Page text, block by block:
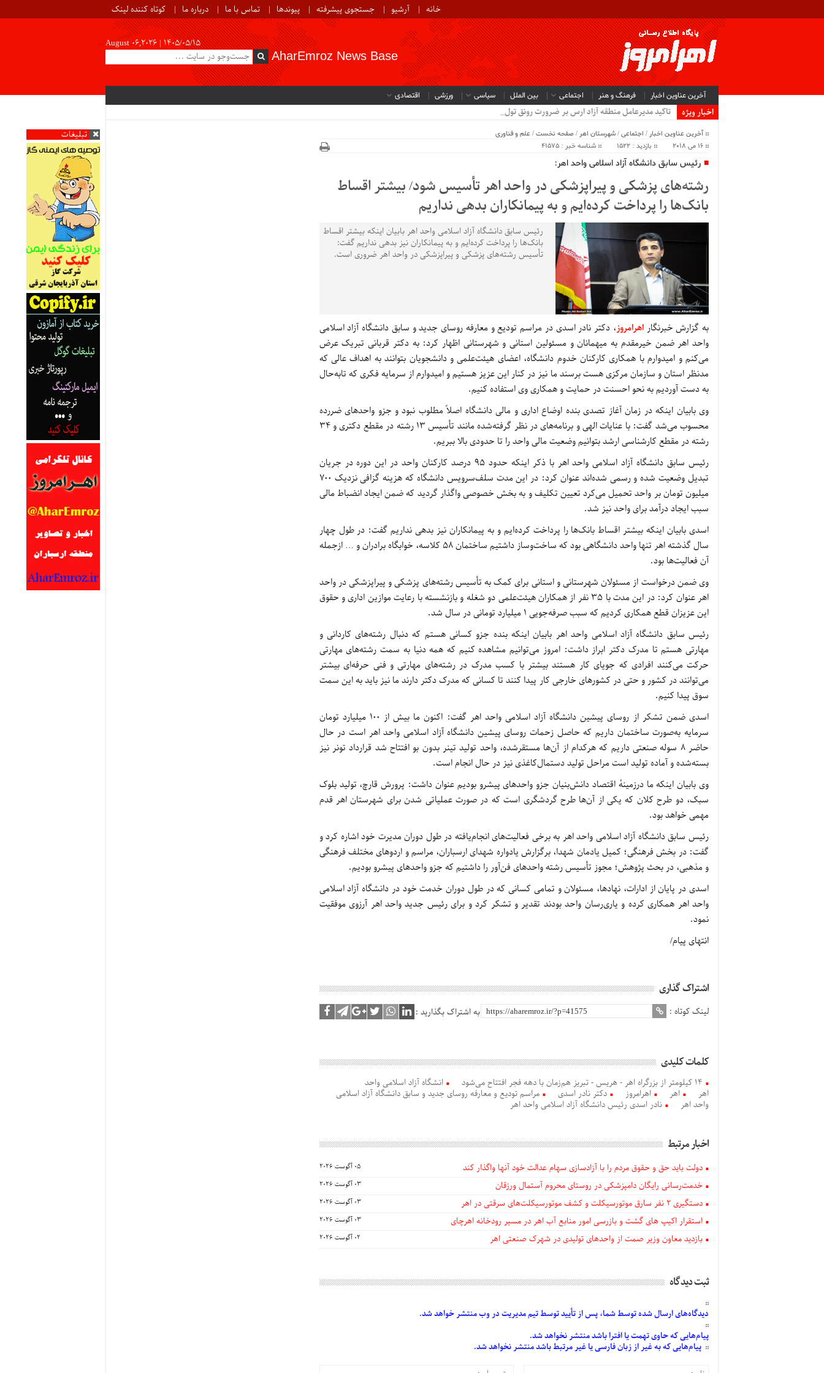
خانه آرشیو جستجوی پیشرفته پیوندها تماس با ما درباره ما کوتاه کننده لینک
August 06,2026 | ۱۴۰۵/۰۵/۱۵
AharEmroz News Base
آخرین عناوین اخبار فرهنگ و هنر اجتماعی بین الملل سیاسی ورزشی اقتصادی
اخبار ویژه
تاکید مدیرعامل منطقه آزاد ارس بر ضرورت رونق تولید در صنع.
تبلیغات
آخرین عناوین اخبار / اجتماعی/شهرستان اهر /صفحه نخست/ علم و فناوری
16 می 2018
بازدید : 1522 شناسه خبر : 41575
رئیس سابق دانشگاه آزاد اسلامی واحد اهر:
رشته‌های پزشکی و پیراپزشکی در واحد اهر تأسیس شود/ بیشتر اقساط
بانک‌ها را پرداخت کرده‌ایم و به پیمانکاران بدهی نداریم
رئیس سابق دانشگاه آزاد اسلامی واحد اهر بابیان اینکه بیشتر اقساط
بانک‌ها را پرداخت کرده‌ایم و به پیمانکاران نیز بدهی نداریم گفت:
تأسیس رشته‌های پزشکی و پیراپزشکی در واحد اهر ضروری است.
به گزارش خبرنگاراهرامروز، دکتر نادر اسدی در مراسم تودیع و معارفه روسای جدید و سابق دانشگاه آزاد اسلامی
واحد اهر ضمن خیرمقدم به میهمانان و مسئولین استانی و شهرستانی اظهار کرد: به دکتر قربانی تبریک عرض
می‌کنم و امیدوارم با همکاری کارکنان خدوم دانشگاه، اعضای هیئت‌علمی و دانشجویان بتوانند به اهداف عالی که
مدنظر استان و سازمان مرکزی هست برسند ما نیز در کنار این عزیز هستیم و امیدوارم از سرمایه فکری که تابه‌حال
به دست آوردیم به نحو احسنت در حمایت و همکاری وی استفاده کنیم.
وی بابیان اینکه در زمان آغاز تصدی بنده اوضاع اداری و مالی دانشگاه اصلاً مطلوب نبود و جزو واحدهای ضررده
محسوب می‌شد گفت: با عنایات الهی و برنامه‌های در نظر گرفته‌شده مانند تأسیس 13 رشته در مقطع دکتری و 34
رشته در مقطع کارشناسی ارشد بتوانیم وضعیت مالی واحد را تا حدودی بالا ببریم.
رئیس سابق دانشگاه آزاد اسلامی واحد اهر با ذکر اینکه حدود 95 درصد کارکنان واحد در این دوره در جریان
تبدیل وضعیت شده و رسمی شده‌اند عنوان کرد: در این مدت سلف‌سرویس دانشگاه که هزینه گزافی نزدیک 700
میلیون تومان بر واحد تحمیل می‌کرد تعیین تکلیف و به بخش خصوصی واگذار گردید که ضمن ایجاد انضباط مالی
سبب ایجاد درآمد برای واحد نیز شد.
اسدی بابیان اینکه بیشتر اقساط بانک‌ها را پرداخت کرده‌ایم و به پیمانکاران نیز بدهی نداریم گفت: در طول چهار
سال گذشته اهر تنها واحد دانشگاهی بود که ساخت‌وساز داشتیم ساختمان 58 کلاسه، خوابگاه برادران و … ازجمله
آن فعالیت‌ها بود.
وی ضمن درخواست از مسئولان شهرستانی و استانی برای کمک به تأسیس رشته‌های پزشکی و پیراپزشکی در واحد
اهر عنوان کرد: در این مدت با 35 نفر از همکاران هیئت‌علمی دو شغله و بازنشسته با رعایت موازین اداری و حقوق
این عزیزان قطع همکاری کردیم که سبب صرفه‌جویی 1 میلیارد تومانی در سال شد.
رئیس سابق دانشگاه آزاد اسلامی واحد اهر بابیان اینکه بنده جزو کسانی هستم که دنبال رشته‌های کاردانی و
مهارتی هستم تا مدرک دکتر ابراز داشت: امروز می‌توانیم مشاهده کنیم که همه دنیا به سمت رشته‌های مهارتی
حرکت می‌کنند افرادی که جویای کار هستند بیشتر با کسب مدرک در رشته‌های مهارتی و فنی حرفه‌ای بیشتر
می‌توانند در کشور و حتی در کشورهای خارجی کار پیدا کنند تا کسانی که مدرک دکتر دارند ما نیز باید به این سمت
سوق پیدا کنیم.
اسدی ضمن تشکر از روسای پیشین دانشگاه آزاد اسلامی واحد اهر گفت: اکنون ما بیش از 100 میلیارد تومان
سرمایه به‌صورت ساختمان داریم که حاصل زحمات روسای پیشین دانشگاه آزاد اسلامی واحد اهر است در حال
حاضر 8 سوله صنعتی داریم که هرکدام از آن‌ها مستقرشده، واحد تولید تینر بدون بو افتتاح شد قرارداد تونر نیز
بسته‌شده و آماده تولید است مراحل تولید دستمال‌کاغذی نیز در حال انجام است.
وی بابیان اینکه ما درزمینهٔ اقتصاد دانش‌بنیان جزو واحدهای پیشرو بودیم عنوان داشت: پرورش قارچ، تولید بلوک
سبک، دو طرح کلان که یکی از آن‌ها طرح گردشگری است که در صورت عملیاتی شدن برای شهرستان اهر قدم
مهمی خواهد بود.
رئیس سابق دانشگاه آزاد اسلامی واحد اهر به برخی فعالیت‌های انجام‌یافته در طول دوران مدیرت خود اشاره کرد و
گفت: در بخش فرهنگی؛ کمیل یادمان شهدا، برگزارش یادواره شهدای ارسباران، مراسم و اردوهای مختلف فرهنگی
و مذهبی، در بحث پژوهش؛ مجوز تأسیس رشته واحدهای فن‌آور را داشتیم که جزو واحدهای پیشرو بودیم.
اسدی در پایان از ادارات، نهادها، مسئولان و تمامی کسانی که در طول دوران خدمت خود در دانشگاه آزاد اسلامی
واحد اهر همکاری کرده و یاری‌رسان واحد بودند تقدیر و تشکر کرد و برای رئیس جدید واحد اهر آرزوی موفقیت
نمود.
انتهای پیام/
اشتراک گذاری
لینک کوتاه : به اشتراک بگذارید :
کلمات کلیدی
14 کیلومتر از بزرگراه اهر - هریس - تبریز هم‌زمان با دهه فجر افتتاح می‌شود
انشگاه آزاد اسلامی واحد
اهر
اهر اهرامروز دکتر نادر اسدی
مراسم تودیع و معارفه روسای جدید و سابق دانشگاه آزاد اسلامی
واحد اهر
نادر اسدی رئیس دانشگاه آزاد اسلامی واحد اهر
اخبار مرتبط
دولت باید حق و حقوق مردم را با آزادسازی سهام عدالت خود آنها واگذار کند 05 آگوست 2026
خدمت‌رسانی رایگان دامپزشکی در روستای محروم آستمال ورزقان 03 آگوست 2026
دستگيری ۲ نفر سارق موتورسیکلت و کشف موتورسیکلت‌های سرقتی در اهر 03 آگوست 2026
استقرار اکیپ های گشت و بازرسی امور منابع آب اهر در مسیر رودخانه اهرچای 03 آگوست 2026
بازدید معاون وزیر صمت از واحدهای تولیدی در شهرک صنعتی اهر 02 آگوست 2026
ثبت دیدگاه
دیدگاه‌هایارسالشدهتوسط شما، پس از تأییدتوسط تیم مدیریت در وب منتشر خواهد شد.
پیام‌هاییکه حاوی تهمت یا افترا باشد منتشر نخواهد شد.
پیام‌هاییکه به غیر از زبان فارسی یا غیر مرتبط باشد منتشر نخواهد شد.